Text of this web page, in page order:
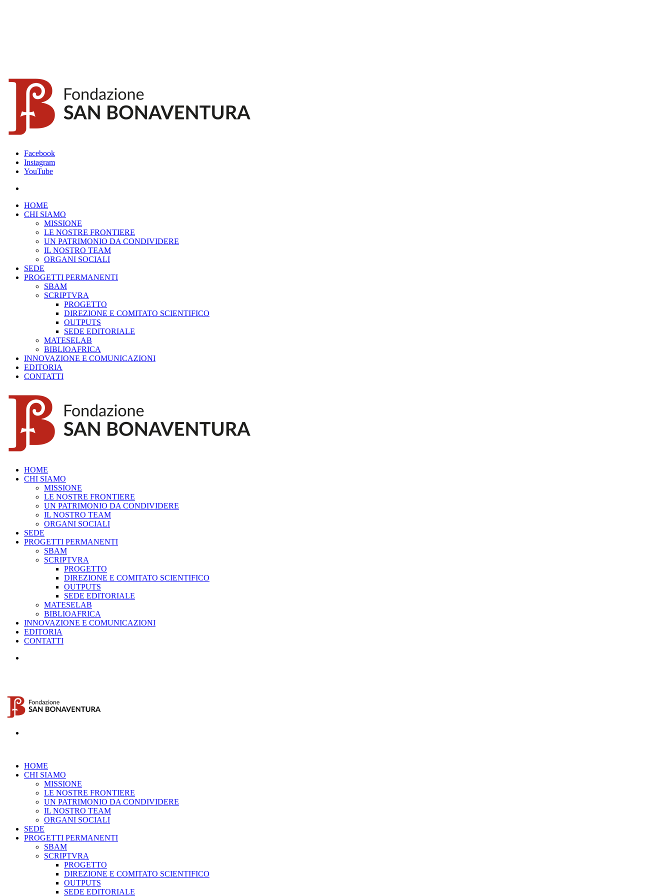
Facebook
Instagram
YouTube
HOME
CHI SIAMO
MISSIONE
LE NOSTRE FRONTIERE
UN PATRIMONIO DA CONDIVIDERE
IL NOSTRO TEAM
ORGANI SOCIALI
SEDE
PROGETTI PERMANENTI
SBAM
SCRIPTVRA
PROGETTO
DIREZIONE E COMITATO SCIENTIFICO
OUTPUTS
SEDE EDITORIALE
MATESELAB
BIBLIOAFRICA
INNOVAZIONE E COMUNICAZIONI
EDITORIA
CONTATTI
HOME
CHI SIAMO
MISSIONE
LE NOSTRE FRONTIERE
UN PATRIMONIO DA CONDIVIDERE
IL NOSTRO TEAM
ORGANI SOCIALI
SEDE
PROGETTI PERMANENTI
SBAM
SCRIPTVRA
PROGETTO
DIREZIONE E COMITATO SCIENTIFICO
OUTPUTS
SEDE EDITORIALE
MATESELAB
BIBLIOAFRICA
INNOVAZIONE E COMUNICAZIONI
EDITORIA
CONTATTI
HOME
CHI SIAMO
MISSIONE
LE NOSTRE FRONTIERE
UN PATRIMONIO DA CONDIVIDERE
IL NOSTRO TEAM
ORGANI SOCIALI
SEDE
PROGETTI PERMANENTI
SBAM
SCRIPTVRA
PROGETTO
DIREZIONE E COMITATO SCIENTIFICO
OUTPUTS
SEDE EDITORIALE